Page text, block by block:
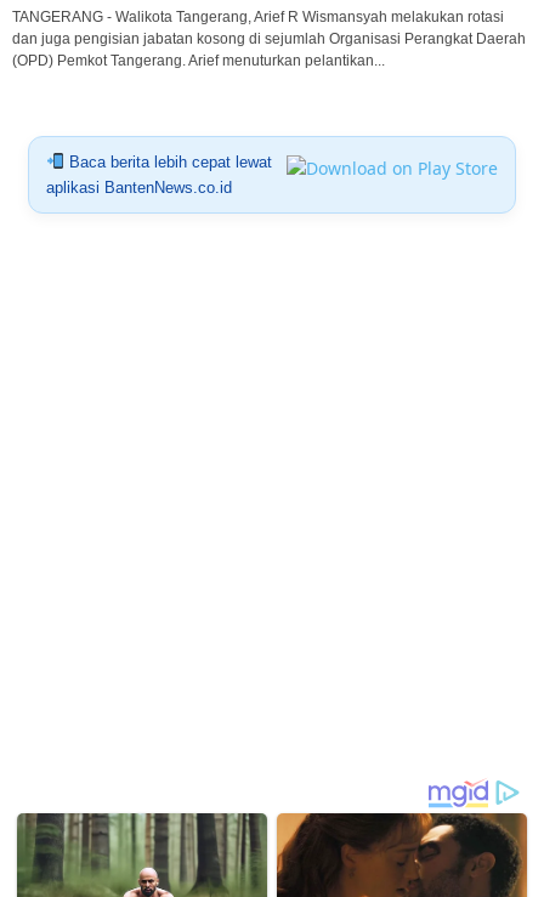
TANGERANG - Walikota Tangerang, Arief R Wismansyah melakukan rotasi
dan juga pengisian jabatan kosong di sejumlah Organisasi Perangkat Daerah
(OPD) Pemkot Tangerang. Arief menuturkan pelantikan...
Baca berita lebih cepat lewat
aplikasi BantenNews.co.id